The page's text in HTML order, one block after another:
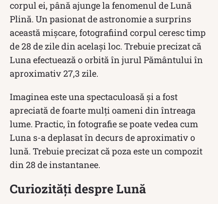
corpul ei, până ajunge la fenomenul de Lună
Plină. Un pasionat de astronomie a surprins
această mișcare, fotografiind corpul ceresc timp
de 28 de zile din același loc. Trebuie precizat că
Luna efectuează o orbită în jurul Pământului în
aproximativ 27,3 zile.
Imaginea este una spectaculoasă și a fost
apreciată de foarte mulți oameni din întreaga
lume. Practic, în fotografie se poate vedea cum
Luna s-a deplasat în decurs de aproximativ o
lună. Trebuie precizat că poza este un compozit
din 28 de instantanee.
Curiozități despre Lună